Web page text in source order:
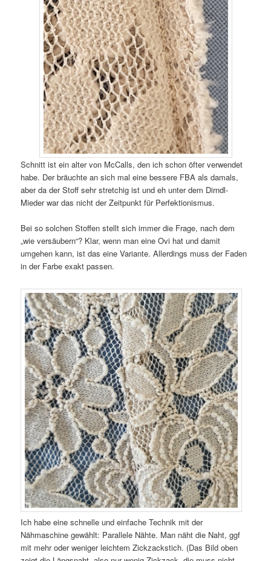
Schnitt ist ein alter von McCalls, den ich schon öfter verwendet
habe. Der bräuchte an sich mal eine bessere FBA als damals,
aber da der Stoff sehr stretchig ist und eh unter dem Dirndl-
Mieder war das nicht der Zeitpunkt für Perfektionismus.
Bei so solchen Stoffen stellt sich immer die Frage, nach dem
„wie versäubern“? Klar, wenn man eine Ovi hat und damit
umgehen kann, ist das eine Variante. Allerdings muss der Faden
in der Farbe exakt passen.
Ich habe eine schnelle und einfache Technik mit der
Nähmaschine gewählt: Parallele Nähte. Man näht die Naht, ggf
mit mehr oder weniger leichtem Zickzackstich. (Das Bild oben